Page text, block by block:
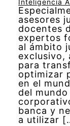
Inteligencia
asesores
docentes
expertos
al ámbito
exclusivo,
para
optimizar
en el
del
banca y
a utilizar